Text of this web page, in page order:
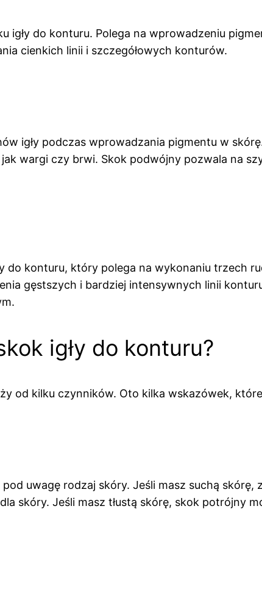
igły do konturu. Polega na wprowadzeniu
cienkich linii i szczegółowych konturów.
igły podczas wprowadzania pigmentu w
wargi czy brwi. Skok podwójny pozwala na
do konturu, który polega na wykonaniu trzech
gęstszych i bardziej intensywnych linii
igły do konturu?
od kilku czynników. Oto kilka wskazówek,
uwagę rodzaj skóry. Jeśli masz suchą
skóry. Jeśli masz tłustą skórę, skok potrójny